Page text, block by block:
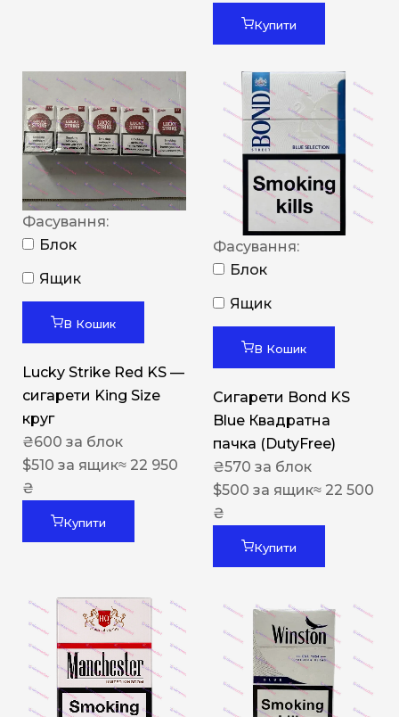
Купити
Фасування:
Блок
Ящик
В Кошик
Lucky Strike Red KS —
сигарети King Size
круг
₴600 за блок
$510 за ящик≈ 22 950
₴
Купити
Фасування:
Блок
Ящик
В Кошик
Сигарети Bond KS
Blue Квадратна
пачка (DutyFree)
₴570 за блок
$500 за ящик≈ 22 500
₴
Купити